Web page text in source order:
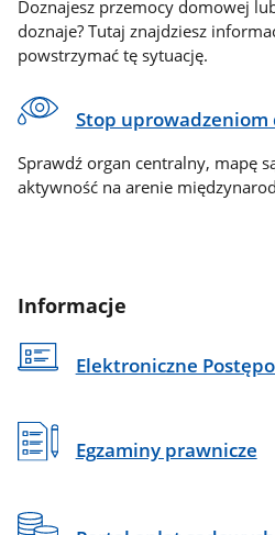
Doznajesz przemocy domowej
doznaje? Tutaj znajdziesz
powstrzymać tę sytuację.
Stop uprowadzeniom
Sprawdź organ centralny, mapę
aktywność na arenie
Informacje
Elektroniczne
Egzaminy prawnicze